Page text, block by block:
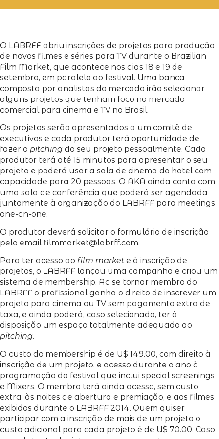
O LABRFF abriu inscrições de projetos para produção
de novos filmes e séries para TV durante o Brazilian
Film Market, que acontece nos dias 18 e 19 de
setembro, em paralelo ao festival. Uma banca
composta por analistas do mercado irão selecionar
alguns projetos que tenham foco no mercado
comercial para cinema e TV no Brasil.
Os projetos serão apresentados a um comitê de
executivos e cada produtor terá oportunidade de
fazer o pitching do seu projeto pessoalmente. Cada
produtor terá até 15 minutos para apresentar o seu
projeto e poderá usar a sala de cinema do hotel com
capacidade para 20 pessoas. O AKA ainda conta com
uma sala de conferência que poderá ser agendada
juntamente à organização do LABRFF para meetings
one-on-one.
O produtor deverá solicitar o formulário de inscrição
pelo email filmmarket@labrff.com.
Para ter acesso ao film market e à inscrição de
projetos, o LABRFF lançou uma campanha e criou um
sistema de membership. Ao se tornar membro do
LABRFF o profissional ganha o direito de inscrever um
projeto para cinema ou TV sem pagamento extra de
taxa, e ainda poderá, caso selecionado, ter à
disposição um espaço totalmente adequado ao
pitching.
O custo do membership é de U$ 149.00, com direito à
inscrição de um projeto, e acesso durante o ano à
programação do festival que inclui special screenings
e Mixers. O membro terá ainda acesso, sem custo
extra, às noites de abertura e premiação, e aos filmes
exibidos durante o LABRFF 2014. Quem quiser
participar com a inscrição de mais de um projeto o
custo adicional para cada projeto é de U$ 70.00. Caso